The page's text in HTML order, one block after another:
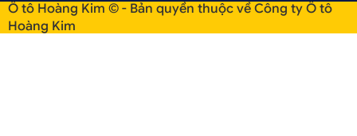
Ô tô Hoàng Kim © - Bản quyền thuộc về Công ty Ô tô
Hoàng Kim